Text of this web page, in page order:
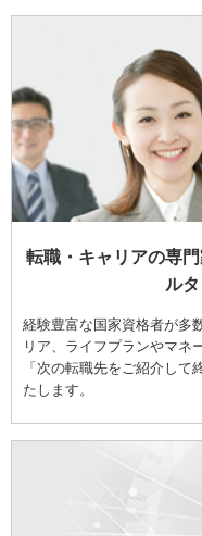
転職・キャリアの専
ル
経験豊富な国家資格者が多
リア、ライフプランやマネ
「次の転職先をご紹介し
たします。